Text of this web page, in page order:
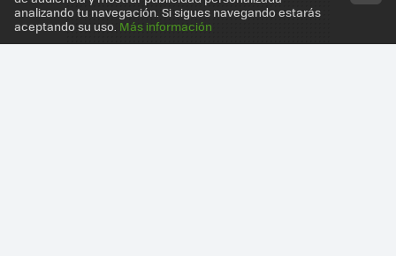
analizando tu navegación. Si sigues navegando estarás
aceptando su uso. Más información